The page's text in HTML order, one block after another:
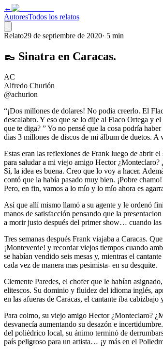
←
AutoresTodos los relatos
Relato29 de septiembre de 2020· 5 min
👞 Sinatra en Caracas.
AC
Alfredo Churión
@achurion
“¡Dos millones de dolares! No podia creerlo. El
descalabro. Y eso que se lo dije al Flaco Ortega y
que te diga? ” Yo no pensé que la cosa podría
dias 3 millones de discos de mi álbum de duetos.
Estas eran las reflexiones de Frank luego de abrir
para saludar a mi viejo amigo Hector ¿Monteclaro?
Sí, la idea es buena. Creo que lo voy a hacer.
contó que la había pasado muy bien. ¡Pobre
Pero, en fin, vamos a lo mío y lo mío ahora es
Así que allí mismo llamó a su agente y le ordenó
manos de satisfacción pensando que la
a morir justo después del primer show… cuando las
Tres semanas después Frank viajaba a Caracas.
¡Monteverde! y recordar viejos tiempos cuando
se habían vendido seis mesas y, mientras el
cada vez de manera mas pesimista- en su desquite.
Clemente Paredes, el chofer que le habían
elitescos. Su dominio y fluidez del idioma inglés,
en las afueras de Caracas, el cantante iba
Para colmo, su viejo amigo Hector ¿Monteclaro?
desvanecía aumentando su desazón e
del poliédrico local, su ánimo terminó de
país peligroso para un artista… ¡y más en el